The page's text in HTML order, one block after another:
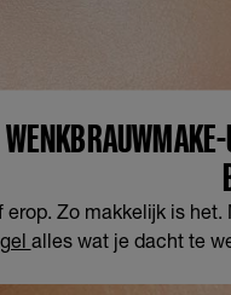
erop. Zo makkelijk is
alles wat je dacht te